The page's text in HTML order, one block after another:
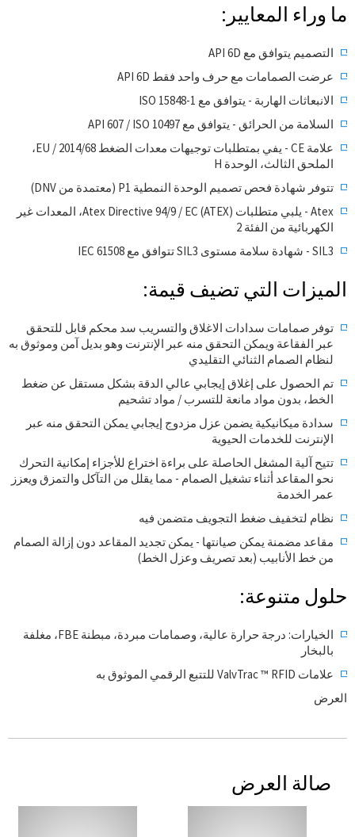
ما وراء المعايير:
التصميم يتوافق مع API 6D
عرضت الصمامات مع حرف واحد فقط API 6D
الانبعاثات الهاربة - يتوافق مع ISO 15848-1
السلامة من الحرائق - يتوافق مع API 607 / ISO 10497
علامة CE - يفي بمتطلبات توجيهات معدات الضغط 2014/68 / EU،
الملحق الثالث، الوحدة H
تتوفر شهادة فحص تصميم الوحدة النمطية P1 (معتمدة من DNV)
Atex - يلبي متطلبات Atex Directive 94/9 / EC (ATEX)، المعدات غير
الكهربائية من الفئة 2
SIL3 - شهادة سلامة مستوى SIL3 تتوافق مع IEC 61508
الميزات التي تضيف قيمة:
توفر صمامات سدادات الاغلاق والتسريب سد محكم قابل للتحقق
عبر الفقاعة ويمكن التحقق منه عبر الإنترنت وهو بديل آمن وموثوق به
لنظام الصمام الثنائي التقليدي
تم الحصول على إغلاق إيجابي عالي الدقة بشكل مستقل عن ضغط
الخط، بدون مواد مانعة للتسرب / مواد تشحيم
سدادة ميكانيكية يضمن عزل مزدوج إيجابي يمكن التحقق منه عبر
الإنترنت للخدمات الحيوية
تتيح آلية المشغل الحاصلة على براءة اختراع للأجزاء إمكانية التحرك
نحو المقاعد أثناء تشغيل الصمام - مما يقلل من التآكل والتمزق ويعزز
عمر الخدمة
نظام لتخفيف ضغط التجويف متضمن فيه
مقاعد مضمنة يمكن صيانتها - يمكن تجديد المقاعد دون إزالة الصمام
من خط الأنابيب (بعد تصريف وعزل الخط)
حلول متنوعة:
الخيارات: درجة حرارة عالية، وصمامات مبردة، مبطنة FBE، مغلفة
بالبخار
علامات ValvTrac ™ RFID للتتبع الرقمي الموثوق به
العرض
صالة العرض